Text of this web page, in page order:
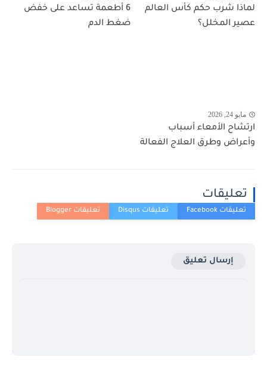
لماذا شرب حكم كأس العالم
عصير المخلل؟
6 أطعمة تساعد على خفض
ضغط الدم
مايو 24, 2026
ارتشاح الأمعاء أسباب
وأعراض وطرق العلاج الفعالة
تعليقات
إرسال تعليق